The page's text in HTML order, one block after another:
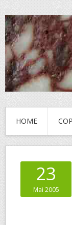
HOME
23
Mai 2005